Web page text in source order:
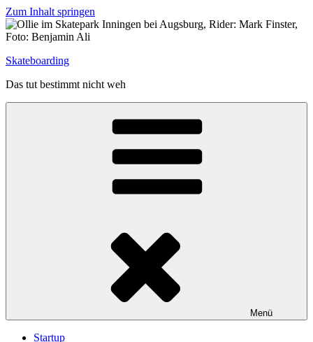
Zum Inhalt springen
Skateboarding
Das tut bestimmt nicht weh
Menü
Startup